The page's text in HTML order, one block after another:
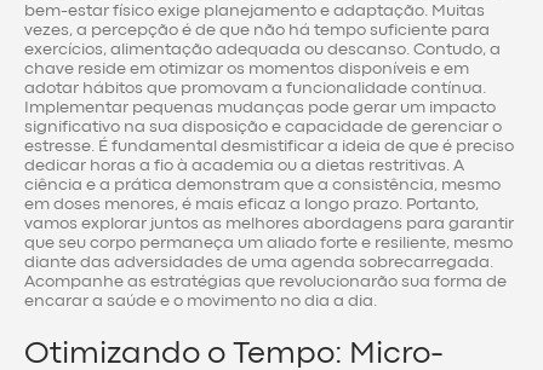
bem-estar físico exige planejamento e adaptação. Muitas
vezes, a percepção é de que não há tempo suficiente para
exercícios, alimentação adequada ou descanso. Contudo, a
chave reside em otimizar os momentos disponíveis e em
adotar hábitos que promovam a funcionalidade contínua.
Implementar pequenas mudanças pode gerar um impacto
significativo na sua disposição e capacidade de gerenciar o
estresse. É fundamental desmistificar a ideia de que é preciso
dedicar horas a fio à academia ou a dietas restritivas. A
ciência e a prática demonstram que a consistência, mesmo
em doses menores, é mais eficaz a longo prazo. Portanto,
vamos explorar juntos as melhores abordagens para garantir
que seu corpo permaneça um aliado forte e resiliente, mesmo
diante das adversidades de uma agenda sobrecarregada.
Acompanhe as estratégias que revolucionarão sua forma de
encarar a saúde e o movimento no dia a dia.
Otimizando o Tempo: Micro-